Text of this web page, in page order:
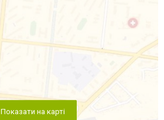
Показати на карті